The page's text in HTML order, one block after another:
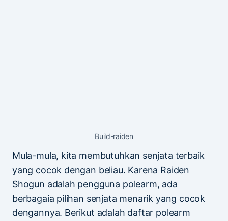
Build-raiden
Mula-mula, kita membutuhkan senjata terbaik
yang cocok dengan beliau. Karena Raiden
Shogun adalah pengguna polearm, ada
berbagaia pilihan senjata menarik yang cocok
dengannya. Berikut adalah daftar polearm